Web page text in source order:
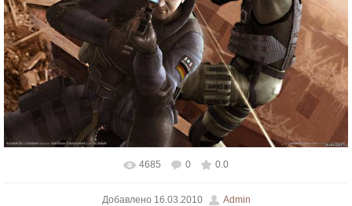
В реальном размере 1500x1125
4685 0 0.0
Добавлено 16.03.2010 Admin